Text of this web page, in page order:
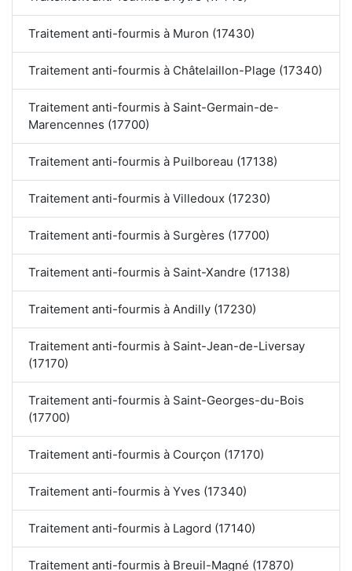
Traitement anti-fourmis à Muron (17430)
Traitement anti-fourmis à Châtelaillon-Plage (17340)
Traitement anti-fourmis à Saint-Germain-de-
Marencennes (17700)
Traitement anti-fourmis à Puilboreau (17138)
Traitement anti-fourmis à Villedoux (17230)
Traitement anti-fourmis à Surgères (17700)
Traitement anti-fourmis à Saint-Xandre (17138)
Traitement anti-fourmis à Andilly (17230)
Traitement anti-fourmis à Saint-Jean-de-Liversay
(17170)
Traitement anti-fourmis à Saint-Georges-du-Bois
(17700)
Traitement anti-fourmis à Courçon (17170)
Traitement anti-fourmis à Yves (17340)
Traitement anti-fourmis à Lagord (17140)
Traitement anti-fourmis à Breuil-Magné (17870)